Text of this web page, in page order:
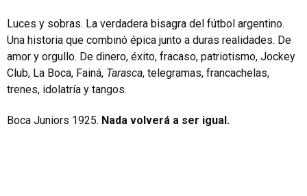
Luces y sobras. La verdadera bisagra del fútbol argentino.
Una historia que combinó épica junto a duras realidades. De
amor y orgullo. De dinero, éxito, fracaso, patriotismo, Jockey
Club, La Boca, Fainá, Tarasca, telegramas, francachelas,
trenes, idolatría y tangos.
Boca Juniors 1925. Nada volverá a ser igual.